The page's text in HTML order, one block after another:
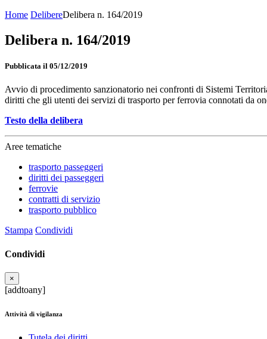
Home DelibereDelibera n. 164/2019
Delibera n. 164/2019
Pubblicata il 05/12/2019
Avvio di procedimento sanzionatorio nei confronti di Sistemi
diritti che gli utenti dei servizi di trasporto per ferrovia connotati da
Testo della delibera
Aree tematiche
trasporto passeggeri
diritti dei passeggeri
ferrovie
contratti di servizio
trasporto pubblico
Stampa Condividi
Condividi
×
[addtoany]
Attività di vigilanza